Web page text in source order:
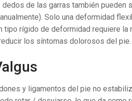
dedos de las garras también
Solo una deformidad
tipo rígido de deformidad requiere
los síntomas dolorosos del pie.
y ligamentos del pie no